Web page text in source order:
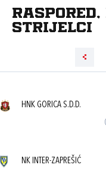
strijelci
HNK GORICA S.D.D.
NK INTER-ZAPREŠIĆ